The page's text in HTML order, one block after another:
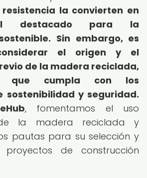
la convierten en
destacado para la
Sin embargo, es
el origen y el
de la madera reciclada,
que cumpla con los
sostenibilidad y seguridad.
, fomentamos el uso
la madera reciclada y
pautas para su selección y
de construcción